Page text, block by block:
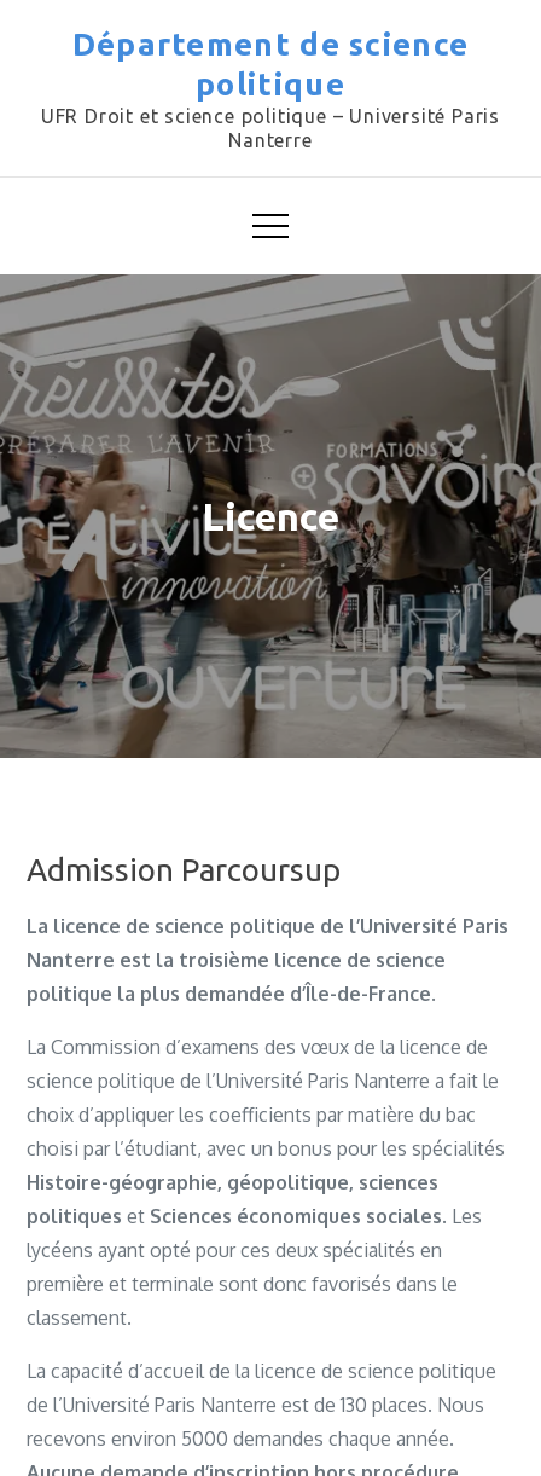
Département de science
politique
UFR Droit et science politique – Université Paris
Nanterre
Licence
Admission Parcoursup
La licence de science politique de l’Université Paris
Nanterre est la troisième licence de science
politique la plus demandée d’Île-de-France.
La Commission d’examens des vœux de la licence de
science politique de l’Université Paris Nanterre a fait le
choix d’appliquer les coefficients par matière du bac
choisi par l’étudiant, avec un bonus pour les spécialités
Histoire-géographie, géopolitique, sciences
politiques et Sciences économiques sociales. Les
lycéens ayant opté pour ces deux spécialités en
première et terminale sont donc favorisés dans le
classement.
La capacité d’accueil de la licence de science politique
de l’Université Paris Nanterre est de 130 places. Nous
recevons environ 5000 demandes chaque année.